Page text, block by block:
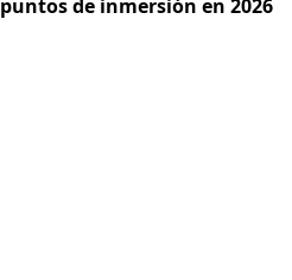
puntos de inmersión en 2026